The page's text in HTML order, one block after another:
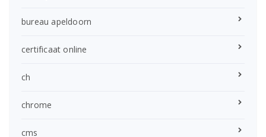
bureau apeldoorn
certificaat online
ch
chrome
cms